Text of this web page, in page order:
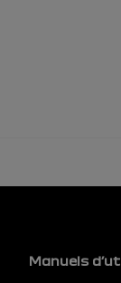
Pied de
Manuels